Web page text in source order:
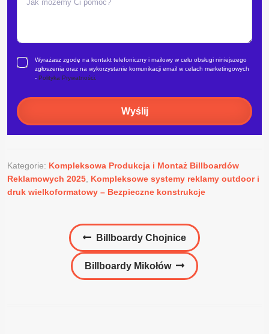
Wyrażasz zgodę na kontakt telefoniczny i mailowy w celu obsługi niniejszego
zgłoszenia oraz na wykorzystanie komunikacji email w celach marketingowych
- Polityka Prywatności.
Wyślij
Kategorie: Kompleksowa Produkcja i Montaż Billboardów
Reklamowych 2025 Kompleksowe systemy reklamy outdoor i
druk wielkoformatowy – Bezpieczne konstrukcje
Nawigacja Poprzedni
wpis:
Billboardy Chojnice
Następny
wpis:
Billboardy Mikołów